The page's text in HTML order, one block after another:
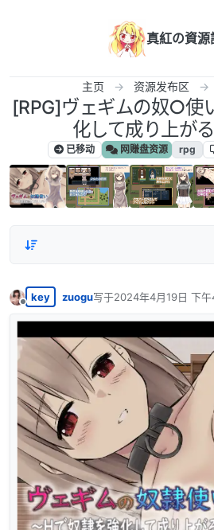
真紅の資源
主页 资源发布区
[RPG]ヴェギムの奴○使
化して成り上が
已移动 网赚盘资源 rpg
离线
key zuogu写于2024年4月19日 下
最后由 编辑